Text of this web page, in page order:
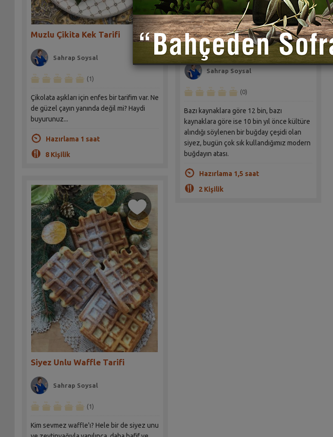
Muzlu Çikita Kek Tarifi
Sahrap Soysal
(1)
Çikolata aşıkları için enfes bir tarifim var. Ne
de güzel çayın yanında değil mi? Haydi
buyurunuz...
Hazırlama 1 saat
8 Kişilik
Siyez Unlu Waffle Tarifi
Sahrap Soysal
(1)
Kim sevmez waffle'ı? Hele bir de siyez unu
Siyez Unlu Zeytinli Ekmek Tarifi
Sahrap Soysal
(0)
Bazı kaynaklara göre 12 bin, bazı
kaynaklara göre ise 10 bin yıl önce kültüre
alındığı söylenen bir buğday çeşidi olan
siyez, bugün çok sık kullandığımız modern
buğdayın atası.
Hazırlama 1,5 saat
2 Kişilik